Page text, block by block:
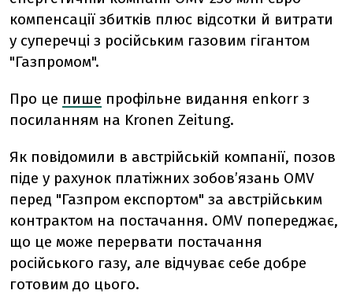
компенсації збитків плюс відсотки й витрати
у суперечці з російським газовим гігантом
"Газпромом".
Про це пише профільне видання enkorr з
посиланням на Kronen Zeitung.
Як повідомили в австрійській компанії, позов
піде у рахунок платіжних зобов’язань OMV
перед "Газпром експортом" за австрійським
контрактом на постачання. OMV попереджає,
що це може перервати постачання
російського газу, але відчуває себе добре
готовим до цього.